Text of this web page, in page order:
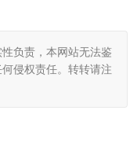
负责，本网站无法鉴
侵权责任。转转请注